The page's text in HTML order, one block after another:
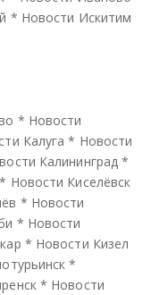
* Новости Искитим
* Новости
Калуга * Новости
Калининград *
* Новости Киселёвск
* Новости
* Новости
* Новости Кизел
*
* Новости